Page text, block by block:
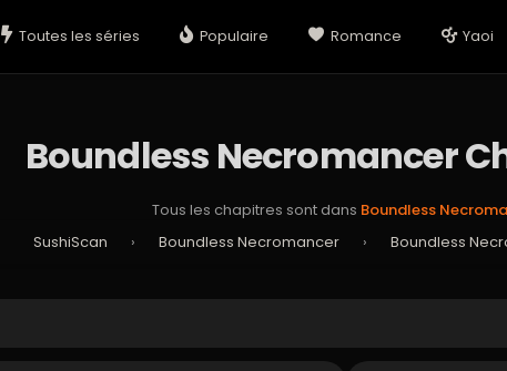
Toutes les séries Populaire Romance Yaoi
Boundless Necromancer
Tous les chapitres sont dans Boundless
SushiScan
› Boundless Necromancer › Boundless